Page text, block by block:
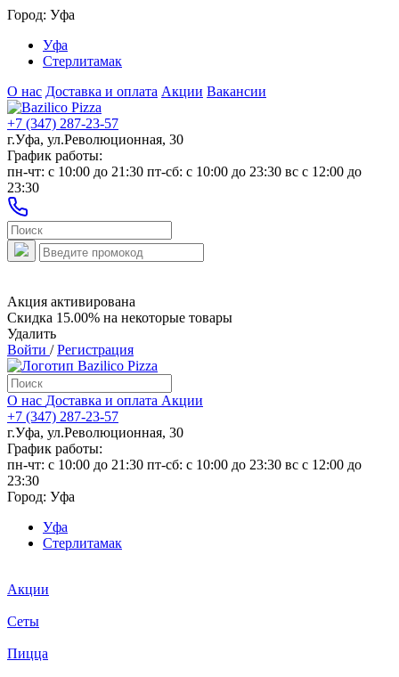
Город: Уфа
Уфа
Стерлитамак
О нас Доставка и оплата Акции Вакансии
+7 (347) 287-23-57
г.Уфа, ул.Революционная, 30
График работы:
пн-чт: c 10:00 до 21:30 пт-сб: c 10:00 до 23:30 вс с 12:00 до
23:30
Акция активирована
Скидка 15.00% на некоторые товары
Удалить
Войти /Регистрация
О нас Доставка и оплата Акции
+7 (347) 287-23-57
г.Уфа, ул.Революционная, 30
График работы:
пн-чт: c 10:00 до 21:30 пт-сб: c 10:00 до 23:30 вс с 12:00 до
23:30
Город: Уфа
Уфа
Стерлитамак
Акции
Сеты
Пицца